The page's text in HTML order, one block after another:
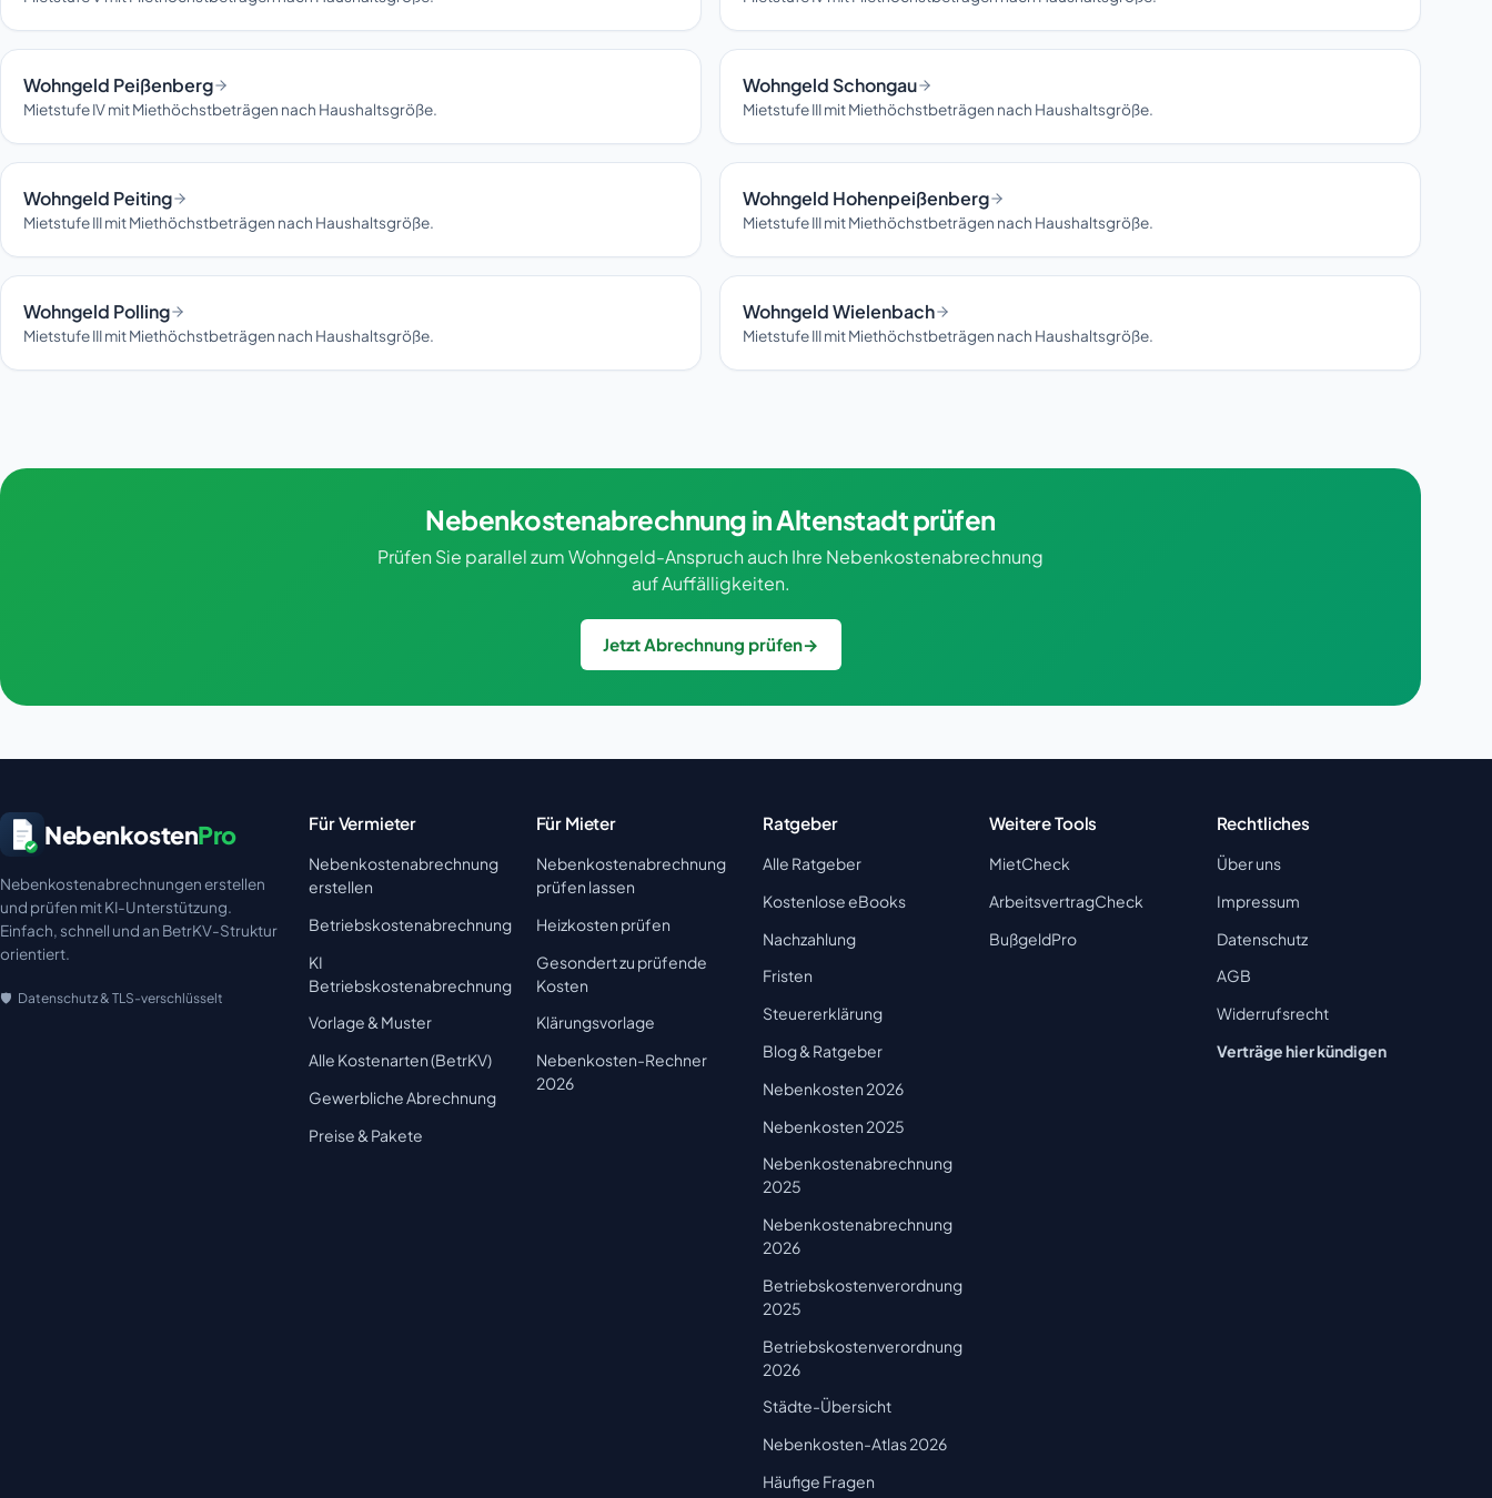
Wohngeld Peißenberg
Mietstufe IV mit Miethöchstbeträgen nach Haushaltsgröße.
Wohngeld Schongau
Mietstufe III mit Miethöchstbeträgen nach Haushaltsgröße.
Wohngeld Peiting
Mietstufe III mit Miethöchstbeträgen nach Haushaltsgröße.
Wohngeld Hohenpeißenberg
Mietstufe III mit Miethöchstbeträgen nach Haushaltsgröße.
Wohngeld Polling
Mietstufe III mit Miethöchstbeträgen nach Haushaltsgröße.
Wohngeld Wielenbach
Mietstufe III mit Miethöchstbeträgen nach Haushaltsgröße.
Nebenkostenabrechnung in Altenstadt prüfen
Prüfen Sie parallel zum Wohngeld-Anspruch auch Ihre Nebenkostenabrechnung
auf Auffälligkeiten.
Jetzt Abrechnung prüfen→
NebenkostenPro
Nebenkostenabrechnungen erstellen
und prüfen mit KI-Unterstützung.
Einfach, schnell und an BetrKV-Struktur
orientiert.
Datenschutz & TLS-verschlüsselt
Für Vermieter
Nebenkostenabrechnung
erstellen
Betriebskostenabrechnung
KI
Betriebskostenabrechnung
Vorlage & Muster
Alle Kostenarten (BetrKV)
Gewerbliche Abrechnung
Preise & Pakete
Für Mieter
Nebenkostenabrechnung
prüfen lassen
Heizkosten prüfen
Gesondert zu prüfende
Kosten
Klärungsvorlage
Nebenkosten-Rechner
2026
Ratgeber
Alle Ratgeber
Kostenlose eBooks
Nachzahlung
Fristen
Steuererklärung
Blog & Ratgeber
Nebenkosten 2026
Nebenkosten 2025
Nebenkostenabrechnung
2025
Nebenkostenabrechnung
2026
Betriebskostenverordnung
2025
Betriebskostenverordnung
2026
Städte-Übersicht
Nebenkosten-Atlas 2026
Häufige Fragen
Weitere Tools
MietCheck
ArbeitsvertragCheck
BußgeldPro
Rechtliches
Über uns
Impressum
Datenschutz
AGB
Widerrufsrecht
Verträge hier kündigen